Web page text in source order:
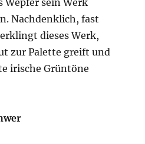
Nachdenklich, fast
dieses Werk,
zur Palette greift und
irische Grüntöne